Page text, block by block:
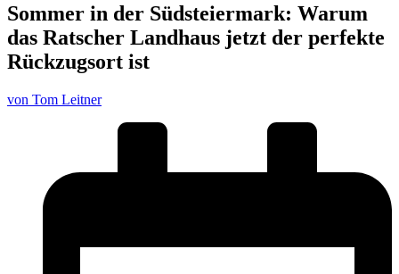
Sommer in der Südsteiermark: Warum
das Ratscher Landhaus jetzt der perfekte
Rückzugsort ist
von Tom Leitner